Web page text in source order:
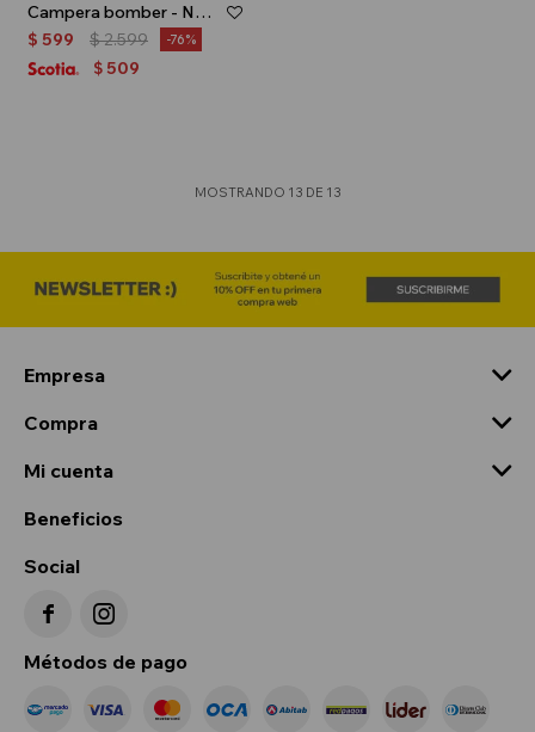
Campera bomber - Negro
$ 599 $2.599 76
$ 509
MOSTRANDO 13 DE 13
Empresa
Compra
Mi cuenta
Beneficios
Social
 
Métodos de pago